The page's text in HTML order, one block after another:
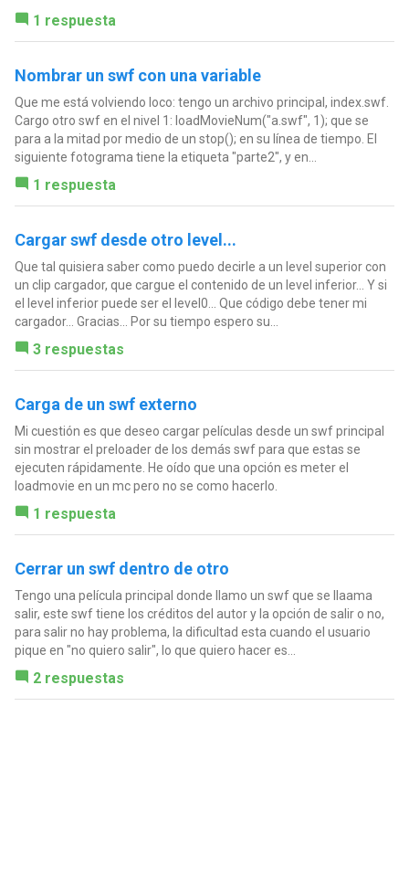
1 respuesta
Nombrar un swf con una variable
Que me está volviendo loco: tengo un archivo principal, index.swf.
Cargo otro swf en el nivel 1: loadMovieNum("a.swf", 1); que se
para a la mitad por medio de un stop(); en su línea de tiempo. El
siguiente fotograma tiene la etiqueta "parte2", y en...
1 respuesta
Cargar swf desde otro level...
Que tal quisiera saber como puedo decirle a un level superior con
un clip cargador, que cargue el contenido de un level inferior... Y si
el level inferior puede ser el level0... Que código debe tener mi
cargador... Gracias... Por su tiempo espero su...
3 respuestas
Carga de un swf externo
Mi cuestión es que deseo cargar películas desde un swf principal
sin mostrar el preloader de los demás swf para que estas se
ejecuten rápidamente. He oído que una opción es meter el
loadmovie en un mc pero no se como hacerlo.
1 respuesta
Cerrar un swf dentro de otro
Tengo una película principal donde llamo un swf que se llaama
salir, este swf tiene los créditos del autor y la opción de salir o no,
para salir no hay problema, la dificultad esta cuando el usuario
pique en "no quiero salir", lo que quiero hacer es...
2 respuestas